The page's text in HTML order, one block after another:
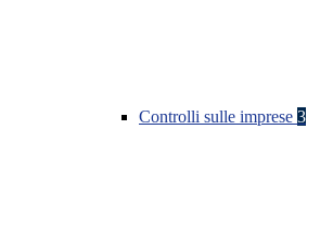
Controlli sulle imprese 3